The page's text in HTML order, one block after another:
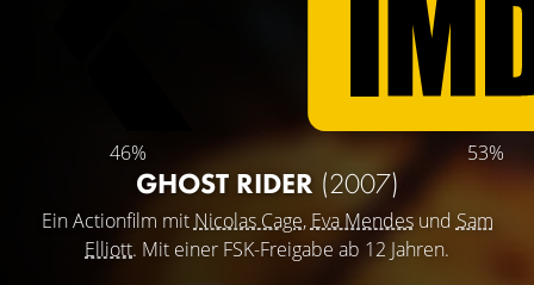
46% 53%
GHOST RIDER (2007)
Ein Actionfilm mit Nicolas Cage, Eva Mendesund Sam
Elliott. Mit einer FSK-Freigabe ab 12 Jahren.